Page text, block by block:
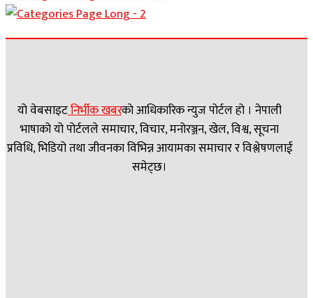
यो वेबसाइटनिर्भीक खबरकाे आधिकारिक न्युज पोर्टल हो । नेपाली
भाषाको यो पोर्टलले समाचार, विचार, मनोरञ्जन, खेल, विश्व, सूचना
प्रविधि, भिडियो तथा जीवनका विभिन्न आयामका समाचार र विश्लेषणलाई
समेट्छ।